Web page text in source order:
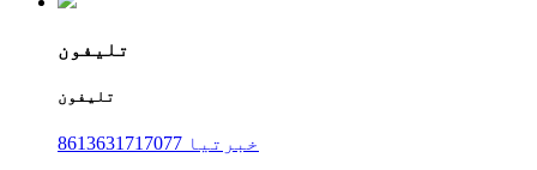
تلیفون
تلیفون
8613631717077 خبرتیا